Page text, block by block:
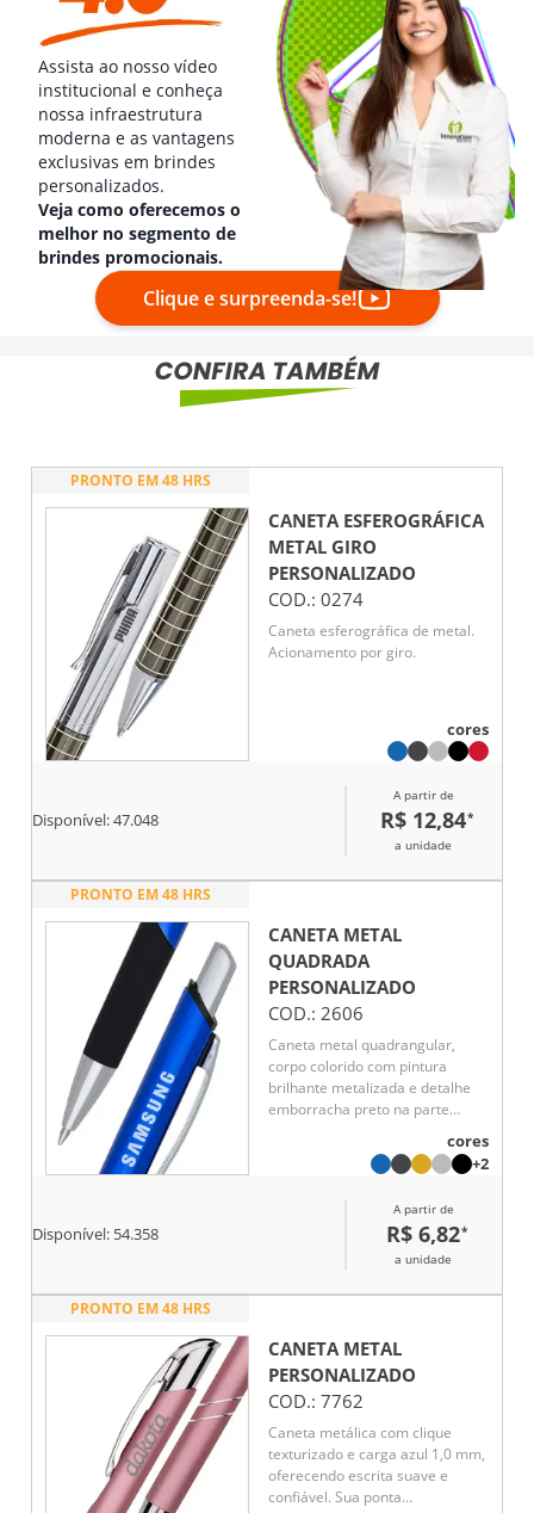
Assista ao nosso vídeo
institucional e conheça
nossa infraestrutura
moderna e as vantagens
exclusivas em brindes
personalizados.
Veja como oferecemos o
melhor no segmento de
brindes promocionais.
Clique e surpreenda-se!
PRONTO EM 48 HRS
CANETA ESFEROGRÁFICA
METAL GIRO
PERSONALIZADO
COD.: 0274
Caneta esferográfica de metal.
Acionamento por giro.
cores
Disponível:47.048
A partir de
R$ 12,84*
a unidade
PRONTO EM 48 HRS
CANETA METAL
QUADRADA
PERSONALIZADO
COD.: 2606
Caneta metal quadrangular,
corpo colorido com pintura
brilhante metalizada e detalhe
emborracha preto na parte
cores
+2
Disponível: 54.358
A partir de
R$ 6,82*
a unidade
PRONTO EM 48 HRS
CANETA METAL
PERSONALIZADO
COD.: 7762
Caneta metálica com clique
texturizado e carga azul 1,0 mm,
oferecendo escrita suave e
confiável. Sua ponta